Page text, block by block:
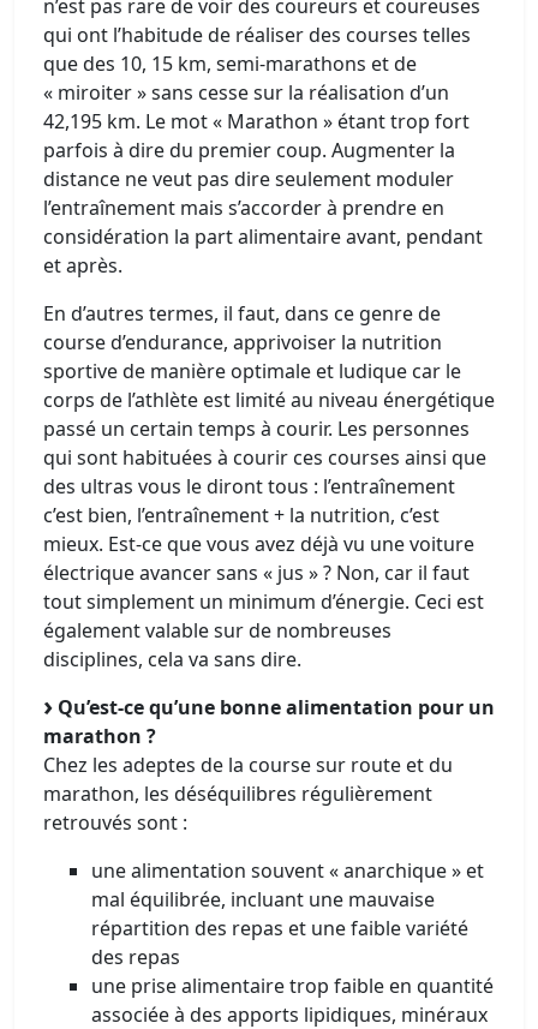
n’est pas rare de voir des coureurs et coureuses
qui ont l’habitude de réaliser des courses telles
que des 10, 15 km, semi-marathons et de
« miroiter » sans cesse sur la réalisation d’un
42,195 km. Le mot « Marathon » étant trop fort
parfois à dire du premier coup. Augmenter la
distance ne veut pas dire seulement moduler
l’entraînement mais s’accorder à prendre en
considération la part alimentaire avant, pendant
et après.
En d’autres termes, il faut, dans ce genre de
course d’endurance, apprivoiser la nutrition
sportive de manière optimale et ludique car le
corps de l’athlète est limité au niveau énergétique
passé un certain temps à courir. Les personnes
qui sont habituées à courir ces courses ainsi que
des ultras vous le diront tous : l’entraînement
c’est bien, l’entraînement + la nutrition, c’est
mieux. Est-ce que vous avez déjà vu une voiture
électrique avancer sans « jus » ? Non, car il faut
tout simplement un minimum d’énergie. Ceci est
également valable sur de nombreuses
disciplines, cela va sans dire.
Qu’est-ce qu’une bonne alimentation pour un
marathon ?
Chez les adeptes de la course sur route et du
marathon, les déséquilibres régulièrement
retrouvés sont :
une alimentation souvent « anarchique » et
mal équilibrée, incluant une mauvaise
répartition des repas et une faible variété
des repas
une prise alimentaire trop faible en quantité
associée à des apports lipidiques, minéraux